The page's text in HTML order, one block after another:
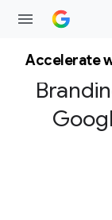
Accelerate